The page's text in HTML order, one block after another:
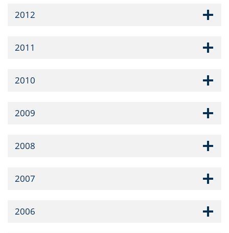
2012
2011
2010
2009
2008
2007
2006